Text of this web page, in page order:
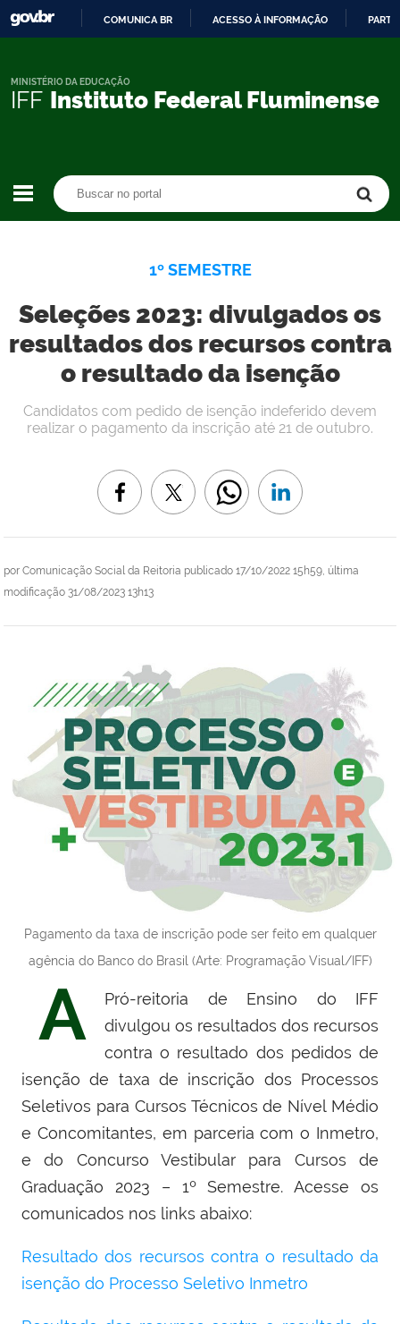
CONTEÚDO
COMUNICA BR ACESSO À INFORMAÇÃO
IFF Instituto Federal Fluminense
MINISTÉRIO DA EDUCAÇÃO
1º SEMESTRE
Seleções 2023: divulgados os
resultados dos recursos contra
o resultado da isenção
por Comunicação Social da Reitoria publicado 17/10/2022 15h59, última
modificação 31/08/2023 13h13
Candidatos com pedido de isenção indeferido devem
realizar o pagamento da inscrição até 21 de outubro.
Pagamento da taxa de inscrição pode ser feito em qualquer
agência do Banco do Brasil (Arte: Programação Visual/IFF)
A
Pró-reitoria de Ensino do IFF
divulgou os resultados dos recursos
contra o resultado dos pedidos de
isenção de taxa de inscrição dos Processos
Seletivos para Cursos Técnicos de Nível Médio
e Concomitantes, em parceria com o Inmetro,
e do Concurso Vestibular para Cursos de
Graduação 2023 – 1º Semestre. Acesse os
comunicados nos links abaixo:
Resultado dos recursos contra o resultado da
isenção do Processo Seletivo Inmetro